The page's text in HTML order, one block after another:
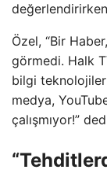
Özel, “Bir
görmedi. Halk
bilgi
medya,
çalışmıyor!”